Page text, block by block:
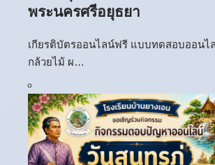
พระนครศรีอยุธยา
เกียรติบัตรออนไลน์ฟรี แบบทดสอบออนไล
กล้วยไม้ ผ…